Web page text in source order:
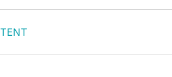
internes Marketing an seine